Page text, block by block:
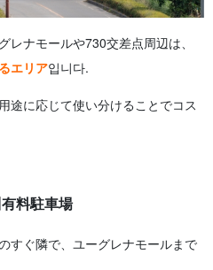
ナモールや730交差点周辺は、
エリア입니다.
途に応じて使い分けることでコス
料駐車場
すぐ隣で、ユーグレナモールまで